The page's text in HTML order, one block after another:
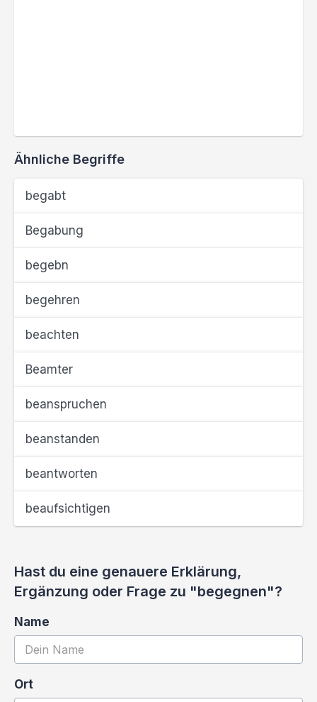
Ähnliche Begriffe
begabt
Begabung
begebn
begehren
beachten
Beamter
beanspruchen
beanstanden
beantworten
beaufsichtigen
Hast du eine genauere Erklärung,
Ergänzung oder Frage zu "begegnen"?
Name
Ort